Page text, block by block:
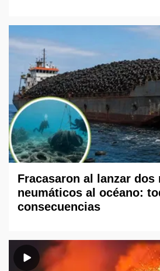
Fracasaron al lanzar dos
neumáticos al océano:
consecuencias